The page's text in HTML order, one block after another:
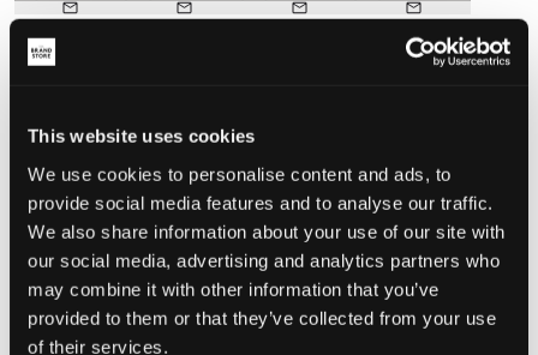
This website uses cookies
We use cookies to personalise content and ads, to
provide social media features and to analyse our traffic.
We also share information about your use of our site with
our social media, advertising and analytics partners who
may combine it with other information that you’ve
provided to them or that they’ve collected from your use
of their services.
De maat lijkt
MAATTABEL
KIES EEN MAAT
Snelle levering
Gratis verzending vanaf €69
Recht op herroeping binnen 60 dagen